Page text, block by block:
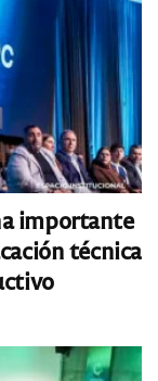
importante
técnica